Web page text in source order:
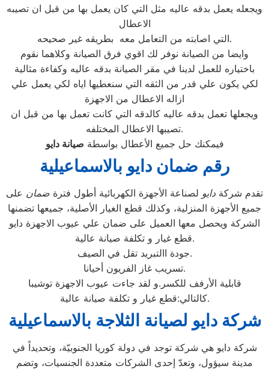
ويجعله يعمل بدقه عاليه مثل التي كان يعمل بها من قبل ان تصيبه
الاعطال
التي اصابته من التعامل معه بطريقه غير صحيحه.
وايضا من الصيانة نوفر لك اقوي فرق الصيانة وكلاهما نقوم
باختياره للعمل لدينا في مقر الصيانة بدقه عاليه وكفاءة مثالية
لكي يكون علي قدر من الثقه التي سنعطيها اياه لكي يعمل علي
ازاله الاعطال من الاجهزة
ويجعلها تعمل بدقه عاليه كالدقه التي كانت تعمل بها من قبل ان
تصيبها الاعطال المختلفه.
فيمكنك حل جميع الأعطال بواسطة صيانة دايو
رقم ضمان دايو بالاسماعيلية
تقدم شركة دايو لصناعة الأجهزة الكهربائية أطول فترة ضمان على
جميع الأجهزة المنزلية، وكذلك قطع الغيار الأصلية، جميعها تضمنها
الشركة ويحصل معها العميل على ضمان علي عيوب الاجهزة دايو
قطع غيار و تكلفة صيانة عالية.
جودة االتبريد تقل في الصيف.
تسريب غاز الفريون أحيانا.
قابلية الأرفف للكسر.و لقد جاءت عيوب الاجهزة توشيبا
كالتالي:قطع غيار و تكلفة صيانة عالية.
شركة دايو لصيانة الثلاجة بالاسماعيلية
شركة دايو هي شركة توجد في دولة كوريا الجنوبيّة، وتحديداً في
مدينة سيؤول، وتعدّ إحدى الشركات متعددة الجنسيات، وتضم